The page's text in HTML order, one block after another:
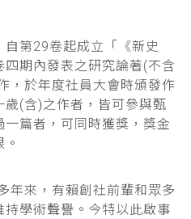
第29卷起成立「《新史
期內發表之研究論著(不含
，於年度社員大會時頒發作
(含)之作者，皆可參與甄
篇者，可同時獲獎，獎金
年來，有賴創社前輩和眾多
學術聲譽。今特以此啟事